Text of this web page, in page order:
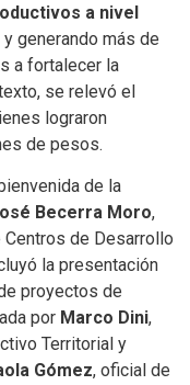
a nivel
generando más de
a fortalecer la
se relevó el
lograron
de pesos.
de la
Becerra Moro,
de Desarrollo
la presentación
proyectos de
por Marco Dini,
Territorial y
Gómez, oficial de